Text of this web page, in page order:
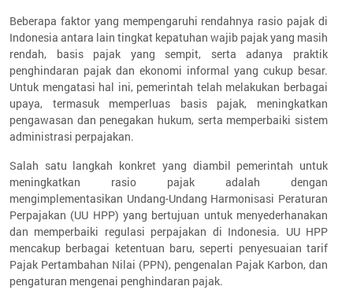
Beberapa faktor yang mempengaruhi rendahnya rasio pajak di
Indonesia antara lain tingkat kepatuhan wajib pajak yang masih
rendah, basis pajak yang sempit, serta adanya praktik
penghindaran pajak dan ekonomi informal yang cukup besar.
Untuk mengatasi hal ini, pemerintah telah melakukan berbagai
upaya, termasuk memperluas basis pajak, meningkatkan
pengawasan dan penegakan hukum, serta memperbaiki sistem
administrasi perpajakan.
Salah satu langkah konkret yang diambil pemerintah untuk
meningkatkan rasio pajak adalah dengan
mengimplementasikan Undang-Undang Harmonisasi Peraturan
Perpajakan (UU HPP) yang bertujuan untuk menyederhanakan
dan memperbaiki regulasi perpajakan di Indonesia. UU HPP
mencakup berbagai ketentuan baru, seperti penyesuaian tarif
Pajak Pertambahan Nilai (PPN), pengenalan Pajak Karbon, dan
pengaturan mengenai penghindaran pajak.